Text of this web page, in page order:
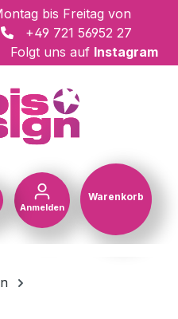
bis Freitag von
+49 721 56952 27
Folgt uns auf Instagram
Anmelden
Warenkorb